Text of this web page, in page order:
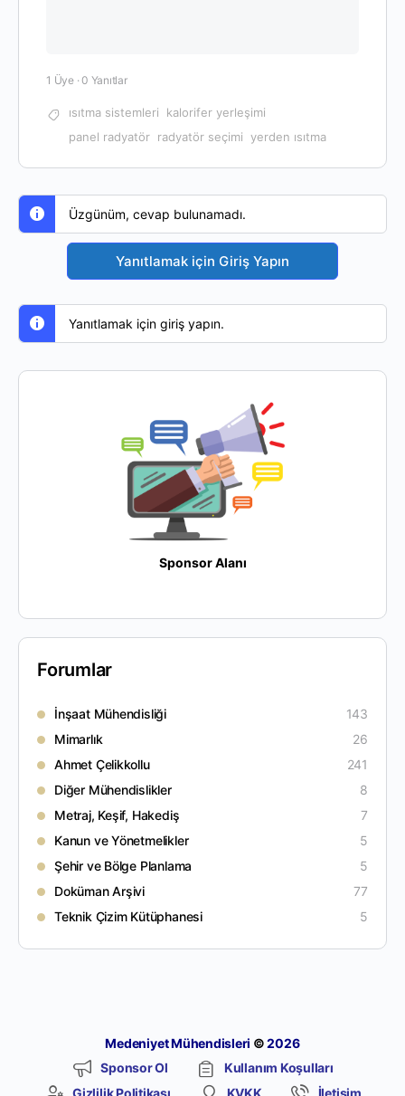
1 Üye ·0 Yanıtlar
ısıtma sistemleri
kalorifer yerleşimi
panel radyatör radyatör seçimi yerden ısıtma
Üzgünüm, cevap bulunamadı.
Yanıtlamak için Giriş Yapın
Yanıtlamak için giriş yapın.
Sponsor Alanı
Forumlar
İnşaat Mühendisliği
143
Mimarlık
26
Ahmet Çelikkollu
241
Diğer Mühendislikler
8
Metraj, Keşif, Hakediş
7
Kanun ve Yönetmelikler
5
Şehir ve Bölge Planlama
5
Doküman Arşivi
77
Teknik Çizim Kütüphanesi
5
Medeniyet Mühendisleri © 2026
Sponsor Ol
Kullanım Koşulları
Gizlilik Politikası
KVKK İletişim